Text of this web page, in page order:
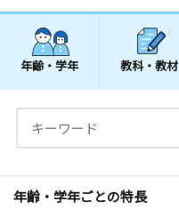
年齢・学年 教科・教材
年齢・学年ごとの特長